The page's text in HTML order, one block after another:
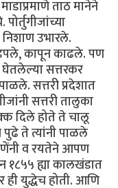
ताठ मानेने
निशाण उभारले.
कापून काढले. पण
घेतलेल्या सत्तरकर
सत्तरी प्रदेशात
सत्तरी तालुका
दिले होते ते चालू
ते त्यांनी पाळले
व रयतेने आपण
ह्या कालखंडात
युद्धेच होती. आणि